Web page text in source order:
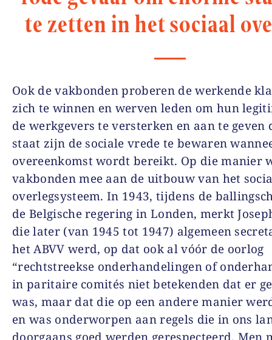
te zetten in het sociaal
Ook de vakbonden proberen de werkende
zich te winnen en werven leden om hun
de werkgevers te versterken en aan te geven
staat zijn de sociale vrede te bewaren
overeenkomst wordt bereikt. Op die manier
vakbonden mee aan de uitbouw van het
overlegsysteem. In 1943, tijdens de
de Belgische regering in Londen, merkt
die later (van 1945 tot 1947) algemeen
het ABVV werd, op dat ook al vóór de oorlog
“rechtstreekse onderhandelingen of
in paritaire comités niet betekenden dat er
was, maar dat die op een andere manier
en was onderworpen aan regels die in ons
doorgaans goed werden gerespecteerd. Men